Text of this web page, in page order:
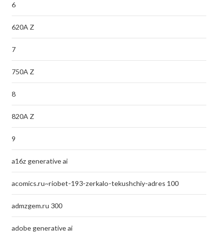
6
620A Z
7
750A Z
8
820A Z
9
a16z generative ai
acomics.ru~riobet-193-zerkalo-tekushchiy-adres 100
admzgem.ru 300
adobe generative ai